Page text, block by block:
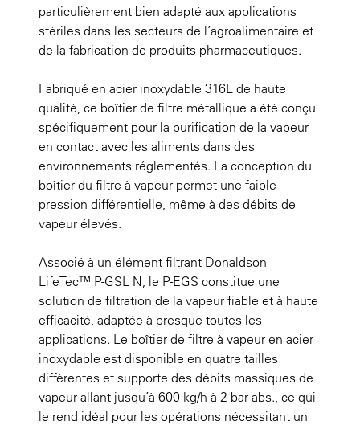
particulièrement bien adapté aux applications
stériles dans les secteurs de l’agroalimentaire et
de la fabrication de produits pharmaceutiques.
Fabriqué en acier inoxydable 316L de haute
qualité, ce boîtier de filtre métallique a été conçu
spécifiquement pour la purification de la vapeur
en contact avec les aliments dans des
environnements réglementés. La conception du
boîtier du filtre à vapeur permet une faible
pression différentielle, même à des débits de
vapeur élevés.
Associé à un élément filtrant Donaldson
LifeTec™ P-GSL N, le P-EGS constitue une
solution de filtration de la vapeur fiable et à haute
efficacité, adaptée à presque toutes les
applications. Le boîtier de filtre à vapeur en acier
inoxydable est disponible en quatre tailles
différentes et supporte des débits massiques de
vapeur allant jusqu’à 600 kg/h à 2 bar abs., ce qui
le rend idéal pour les opérations nécessitant un